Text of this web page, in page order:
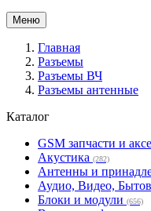
Меню
Главная
Разъемы
Разъемы ВЧ
Разъемы антенные
Каталог
GSM запчасти и
Акустика (282)
Антенны и
Аудио, Видео,
Блоки и модули (656)